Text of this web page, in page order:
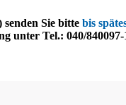
Sie bitte bis
unter Tel.: 040/840097-